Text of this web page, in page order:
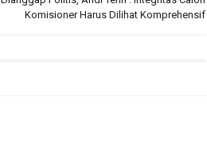
Komisioner Harus Dilihat Komprehensif